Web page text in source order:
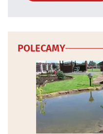
POLECAMY